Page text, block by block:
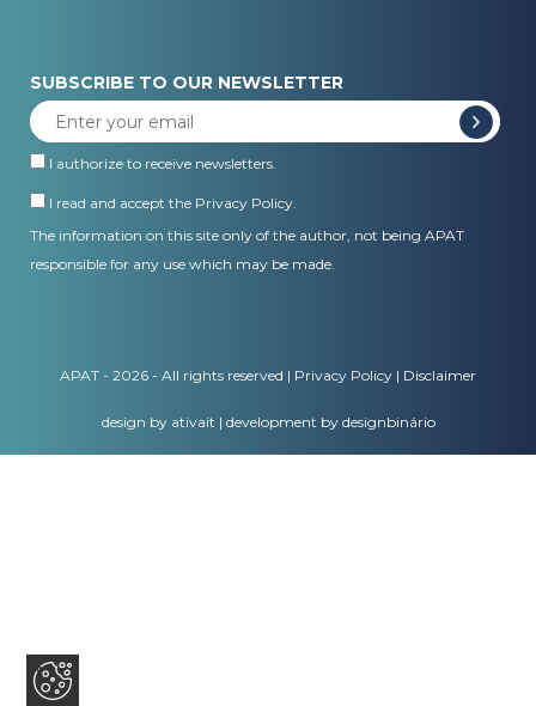
SUBSCRIBE TO OUR NEWSLETTER
I authorize to receive newsletters.
I read and accept the Privacy Policy.
The information on this site only of the author, not being APAT
responsible for any use which may be made.
APAT - 2026 - All rights reserved | Privacy Policy | Disclaimer
design by ativait | development by designbinário